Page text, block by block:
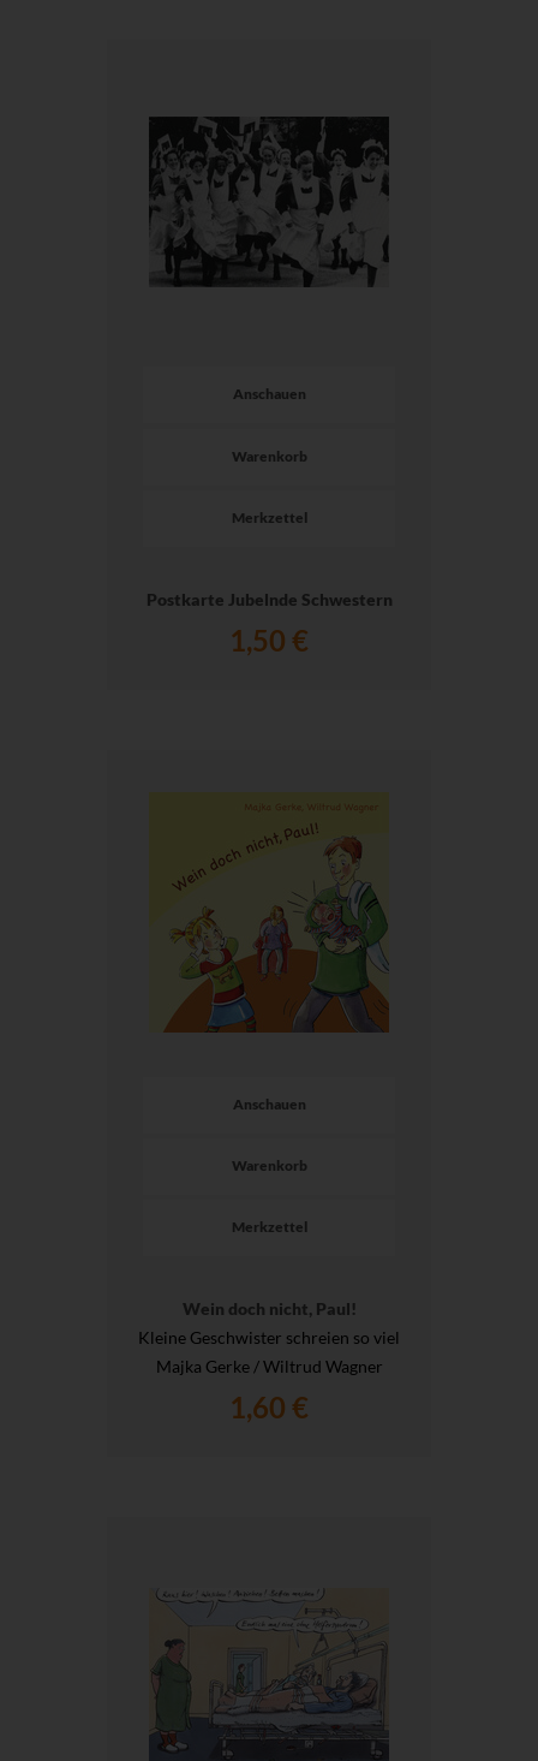
Anschauen
Warenkorb
Merkzettel
Postkarte Jubelnde Schwestern
1,50 €
Anschauen
Warenkorb
Merkzettel
Wein doch nicht, Paul!
Kleine Geschwister schreien so viel
Majka Gerke / Wiltrud Wagner
1,60 €